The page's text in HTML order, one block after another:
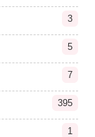
3
5
7
395
1